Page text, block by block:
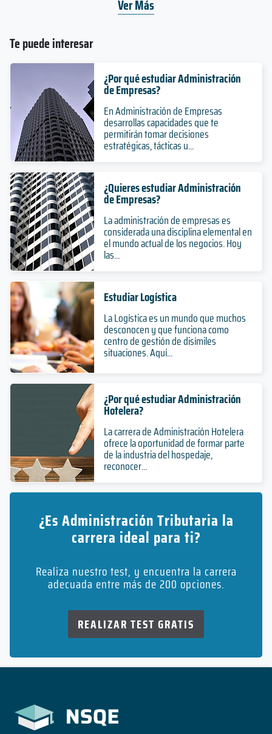
Te puede interesar
¿Por qué estudiar Administración
de Empresas?
En Administración de Empresas
desarrollas capacidades que te
permitirán tomar decisiones
estratégicas, tácticas u...
¿Quieres estudiar Administración
de Empresas?
La administración de empresas es
considerada una disciplina elemental en
el mundo actual de los negocios. Hoy
las...
Estudiar Logística
La Logística es un mundo que muchos
desconocen y que funciona como
centro de gestión de disímiles
situaciones. Aquí...
¿Por qué estudiar Administración
Hotelera?
La carrera de Administración Hotelera
ofrece la oportunidad de formar parte
de la industria del hospedaje,
reconocer...
¿Es Administración Tributaria la
carrera ideal para ti?
Realiza nuestro test, y encuentra la carrera
adecuada entre más de 200 opciones.
REALIZAR TEST GRATIS
Ver Más